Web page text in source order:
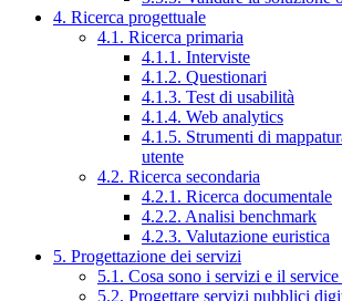
4. Ricerca progettuale
4.1. Ricerca primaria
4.1.1. Interviste
4.1.2. Questionari
4.1.3. Test di usabilità
4.1.4. Web analytics
4.1.5. Strumenti di
utente
4.2. Ricerca secondaria
4.2.1. Ricerca documentale
4.2.2. Analisi benchmark
4.2.3. Valutazione euristica
5. Progettazione dei servizi
5.1. Cosa sono i servizi e il service
5.2. Progettare servizi pubblici